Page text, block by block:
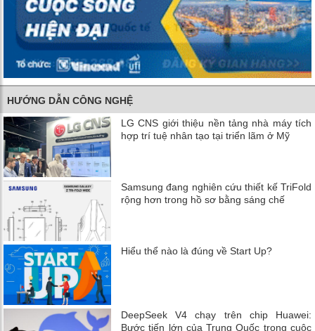
HƯỚNG DẪN CÔNG NGHỆ
LG CNS giới thiệu nền tảng nhà máy tích
hợp trí tuệ nhân tạo tại triển lãm ở Mỹ
Samsung đang nghiên cứu thiết kế TriFold
rộng hơn trong hồ sơ bằng sáng chế
Hiểu thể nào là đúng về Start Up?
DeepSeek V4 chạy trên chip Huawei:
Bước tiến lớn của Trung Quốc trong cuộc